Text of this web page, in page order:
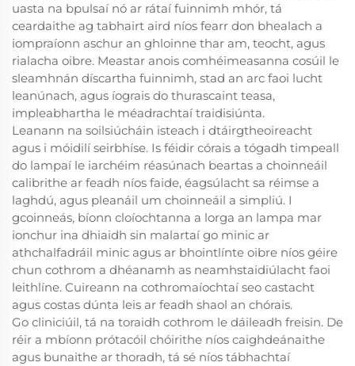
uasta na bpulsaí nó ar rátaí fuinnimh mhór, tá
ceardaithe ag tabhairt aird níos fearr don bhealach a
iompraíonn aschur an ghloinne thar am, teocht, agus
rialacha oibre. Meastar anois comhéimeasanna cosúil le
sleamhnán díscartha fuinnimh, stad an arc faoi lucht
leanúnach, agus íograis do thurascaint teasa,
impleabhartha le méadrachtaí traidisiúnta.
Leanann na soilsiúcháin isteach i dtáirgtheoireacht
agus i móidilí seirbhíse. Is féidir córais a tógadh timpeall
do lampaí le iarchéim réasúnach beartas a choinneáil
calibrithe ar feadh níos faide, éagsúlacht sa réimse a
laghdú, agus pleanáil um choinneáil a simpliú. I
gcoinneás, bíonn cloíochtanna a lorga an lampa mar
ionchur ina dhiaidh sin malartaí go minic ar
athchalfadráil minic agus ar bhointlínte oibre níos géire
chun cothrom a dhéanamh as neamhstaidiúlacht faoi
leithlíne. Cuireann na cothromaíochtaí seo castacht
agus costas dúnta leis ar feadh shaol an chórais.
Go cliniciúil, tá na toraidh cothrom le dáileadh freisin. De
réir a mbíonn prótacóil chóirithe níos caighdeánaithe
agus bunaithe ar thoradh, tá sé níos tábhachtaí